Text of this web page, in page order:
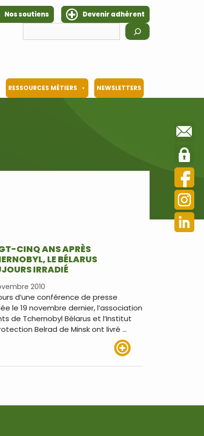
Nos soutiens
Devenir adhérent
RESSOURCES MÉTIERS NEWSLETTERS
CINQ ANS APRÈS
LE BÉLARUS
IRRADIÉ
2010
d’une conférence de presse
le 19 novembre dernier, l’association
de Tchernobyl Bélarus et l’Institut
Belrad de Minsk ont livré …